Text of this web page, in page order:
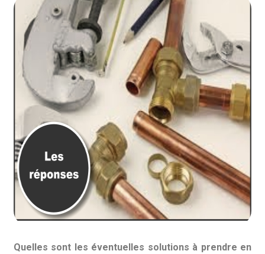
Quelles sont les éventuelles solutions à prendre en